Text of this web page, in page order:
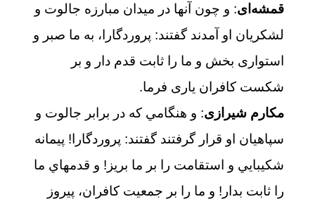
قمشه‌ای: و چون آنها در میدان مبارزه جالوت و
لشکریان او آمدند گفتند: پروردگارا، به ما صبر و
استواری بخش و ما را ثابت قدم دار و بر
شکست کافران یاری فرما.
مکارم شیرازی: و هنگامي كه در برابر جالوت و
سپاهيان او قرار گرفتند گفتند: پروردگارا! پيمانه
شكيبايي و استقامت را بر ما بريز! و قدمهاي ما
را ثابت بدار! و ما را بر جمعيت كافران، پيروز